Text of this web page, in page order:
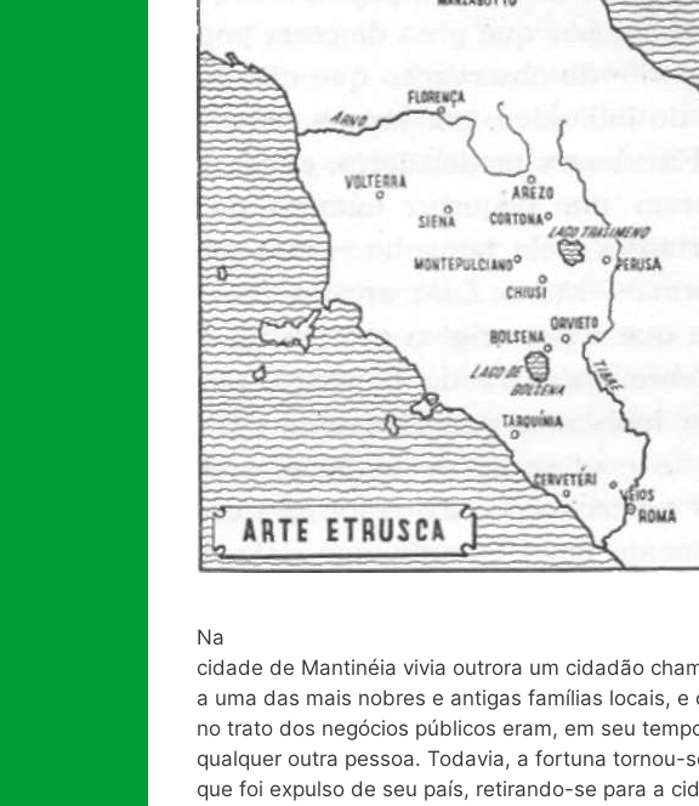
Na
cidade de Mantinéia vivia outrora um cidadão
a uma das mais nobres e antigas famílias locais,
no trato dos negócios públicos eram, em seu
qualquer outra pessoa. Todavia, a fortuna tornou-
que foi expulso de seu país, retirando-se para a